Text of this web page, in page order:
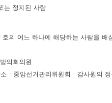
는 정지된 사람
호의 어느 하나에 해당하는 사람을 배
의회의원
ㆍ중앙선거관리위원회ㆍ감사원의